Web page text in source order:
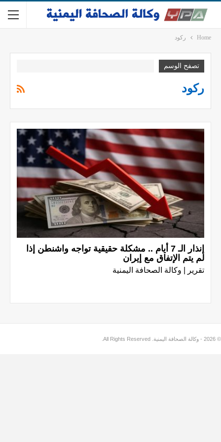
Home ركود
تصفح الوسم
ركود
إنذار الـ 7 أيام .. مشكلة حقيقية تواجه واشنطن إذا
لم يتم الإتفاق مع إيران
تقرير | وكالة الصحافة اليمنية
© 2026 - وكالة الصحافة اليمنية. All Rights Reserved.